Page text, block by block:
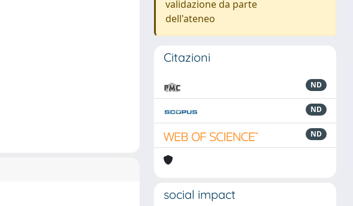
validazione da parte
dell'ateneo
Citazioni
ND
ND
ND
social impact